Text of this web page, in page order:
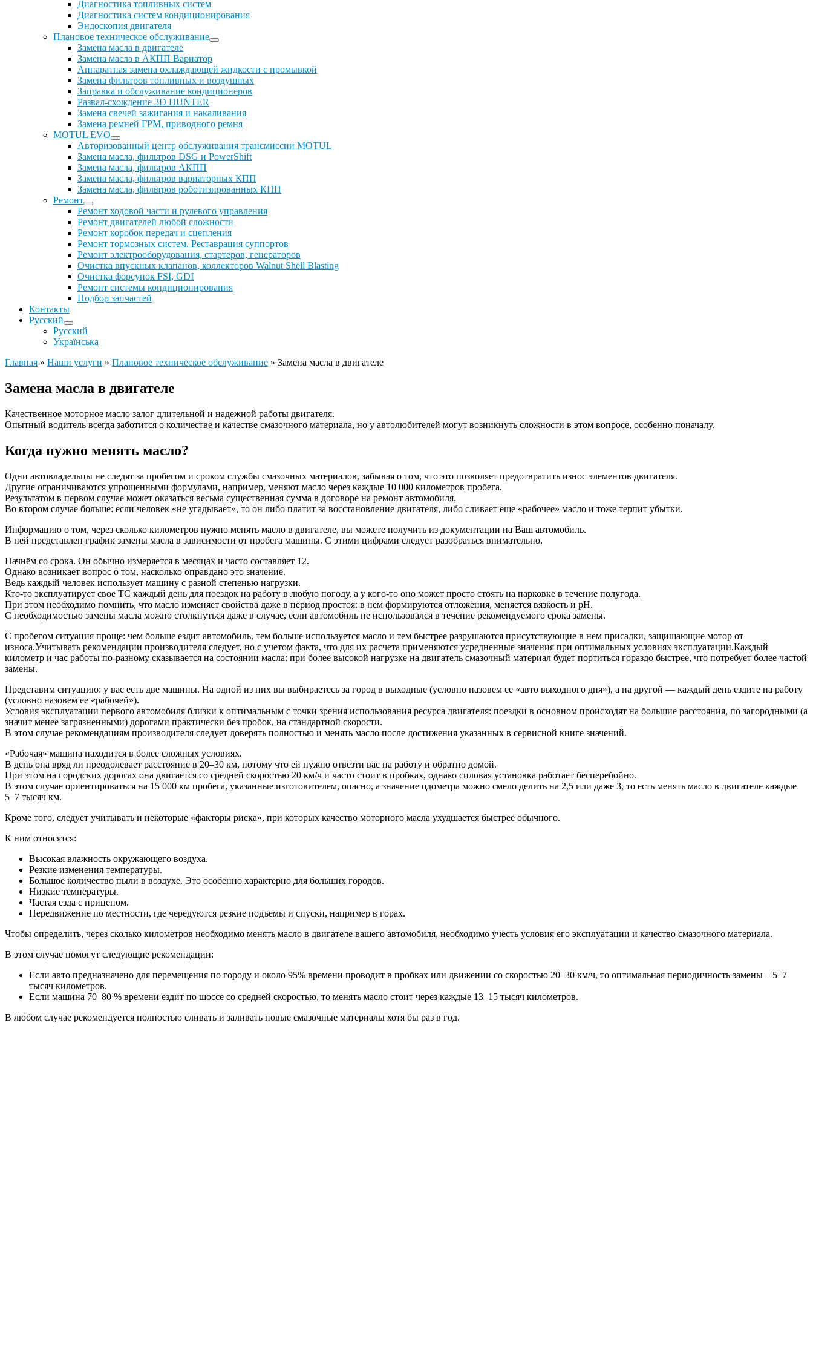
Диагностика топливных систем
Диагностика систем кондиционирования
Эндоскопия двигателя
Плановое техническое обслуживание
Замена масла в двигателе
Замена масла в АКПП Вариатор
Аппаратная замена охлаждающей жидкости с промывкой
Замена фильтров топливных и воздушных
Заправка и обслуживание кондиционеров
Развал-схождение 3D HUNTER
Замена свечей зажигания и накаливания
Замена ремней ГРМ, приводного ремня
MOTUL EVO
Авторизованный центр обслуживания трансмиссии MOTUL
Замена масла, фильтров DSG и PowerShift
Замена масла, фильтров АКПП
Замена масла, фильтров вариаторных КПП
Замена масла, фильтров роботизированных КПП
Ремонт
Ремонт ходовой части и рулевого управления
Ремонт двигателей любой сложности
Ремонт коробок передач и сцепления
Ремонт тормозных систем. Реставрация суппортов
Ремонт электрооборудования, стартеров, генераторов
Очистка впускных клапанов, коллекторов Walnut Shell Blasting
Очистка форсунок FSI, GDI
Ремонт системы кондиционирования
Подбор запчастей
Контакты
Русский
Русский
Українська
Главная » Наши услуги » Плановое техническое обслуживание » Замена масла в двигателе
Замена масла в двигателе
Качественное моторное масло залог длительной и надежной работы двигателя.
Опытный водитель всегда заботится о количестве и качестве смазочного материала, но у автолюбителей могут возникнуть сложности в этом вопросе, особенно поначалу.
Когда нужно менять масло?
Одни автовладельцы не следят за пробегом и сроком службы смазочных материалов, забывая о том, что это позволяет предотвратить износ элементов двигателя.
Другие ограничиваются упрощенными формулами, например, меняют масло через каждые 10 000 километров пробега.
Результатом в первом случае может оказаться весьма существенная сумма в договоре на ремонт автомобиля.
Во втором случае больше: если человек «не угадывает», то он либо платит за восстановление двигателя, либо сливает еще «рабочее» масло и тоже терпит убытки.
Информацию о том, через сколько километров нужно менять масло в двигателе, вы можете получить из документации на Ваш автомобиль.
В ней представлен график замены масла в зависимости от пробега машины. С этими цифрами следует разобраться внимательно.
Начнём со срока. Он обычно измеряется в месяцах и часто составляет 12.
Однако возникает вопрос о том, насколько оправдано это значение.
Ведь каждый человек использует машину с разной степенью нагрузки.
Кто-то эксплуатирует свое ТС каждый день для поездок на работу в любую погоду, а у кого-то оно может просто стоять на парковке в течение полугода.
При этом необходимо помнить, что масло изменяет свойства даже в период простоя: в нем формируются отложения, меняется вязкость и рН.
С необходимостью замены масла можно столкнуться даже в случае, если автомобиль не использовался в течение рекомендуемого срока замены.
С пробегом ситуация проще: чем больше ездит автомобиль, тем больше используется масло и тем быстрее разрушаются присутствующие в нем присадки, защищающие мотор от
износа.Учитывать рекомендации производителя следует, но с учетом факта, что для их расчета применяются усредненные значения при оптимальных условиях эксплуатации.Каждый
километр и час работы по-разному сказывается на состоянии масла: при более высокой нагрузке на двигатель смазочный материал будет портиться гораздо быстрее, что потребует более частой
замены.
Представим ситуацию: у вас есть две машины. На одной из них вы выбираетесь за город в выходные (условно назовем ее «авто выходного дня»), а на другой — каждый день ездите на работу
(условно назовем ее «рабочей»).
Условия эксплуатации первого автомобиля близки к оптимальным с точки зрения использования ресурса двигателя: поездки в основном происходят на большие расстояния, по загородными (а
значит менее загрязненными) дорогами практически без пробок, на стандартной скорости.
В этом случае рекомендациям производителя следует доверять полностью и менять масло после достижения указанных в сервисной книге значений.
«Рабочая» машина находится в более сложных условиях.
В день она вряд ли преодолевает расстояние в 20–30 км, потому что ей нужно отвезти вас на работу и обратно домой.
При этом на городских дорогах она двигается со средней скоростью 20 км/ч и часто стоит в пробках, однако силовая установка работает бесперебойно.
В этом случае ориентироваться на 15 000 км пробега, указанные изготовителем, опасно, а значение одометра можно смело делить на 2,5 или даже 3, то есть менять масло в двигателе каждые
5–7 тысяч км.
Кроме того, следует учитывать и некоторые «факторы риска», при которых качество моторного масла ухудшается быстрее обычного.
К ним относятся:
Высокая влажность окружающего воздуха.
Резкие изменения температуры.
Большое количество пыли в воздухе. Это особенно характерно для больших городов.
Низкие температуры.
Частая езда с прицепом.
Передвижение по местности, где чередуются резкие подъемы и спуски, например в горах.
Чтобы определить, через сколько километров необходимо менять масло в двигателе вашего автомобиля, необходимо учесть условия его эксплуатации и качество смазочного материала.
В этом случае помогут следующие рекомендации:
Если авто предназначено для перемещения по городу и около 95% времени проводит в пробках или движении со скоростью 20–30 км/ч, то оптимальная периодичность замены – 5–7
тысяч километров.
Если машина 70–80 % времени ездит по шоссе со средней скоростью, то менять масло стоит через каждые 13–15 тысяч километров.
В любом случае рекомендуется полностью сливать и заливать новые смазочные материалы хотя бы раз в год.